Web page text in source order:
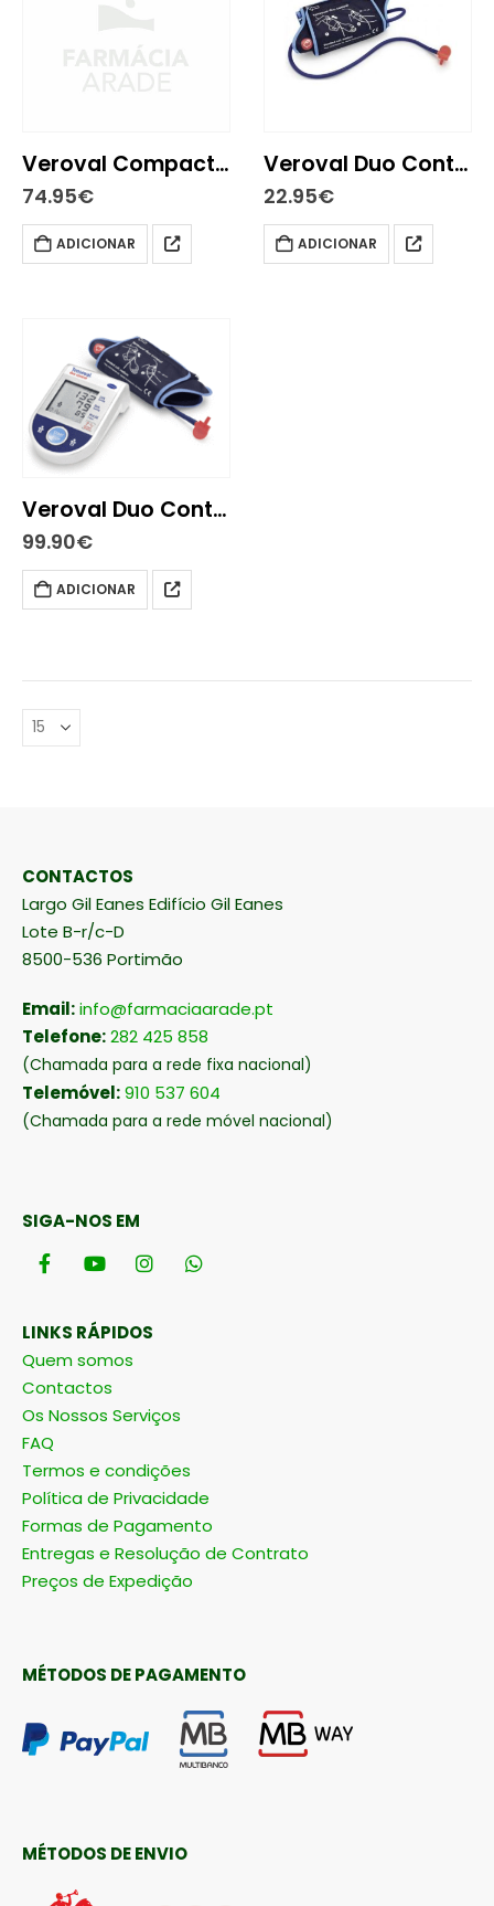
Veroval Compact+ Tensiometro Pulso
74.95€
ADICIONAR
Veroval Duo Cont Bracadeira M 22-32cm
22.95€
ADICIONAR
Veroval Duo Control Medidor de Tensão
99.90€
ADICIONAR
CONTACTOS
Largo Gil Eanes Edifício Gil Eanes
Lote B-r/c-D
8500-536 Portimão
Email:info@farmaciaarade.pt
Telefone:282 425 858
(Chamada para a rede fixa nacional)
Telemóvel:910 537 604
(Chamada para a rede móvel nacional)
SIGA-NOS EM
LINKS RÁPIDOS
Quem somos
Contactos
Os Nossos Serviços
FAQ
Termos e condições
Política de Privacidade
Formas de Pagamento
Entregas e Resolução de Contrato
Preços de Expedição
MÉTODOS DE PAGAMENTO
MÉTODOS DE ENVIO